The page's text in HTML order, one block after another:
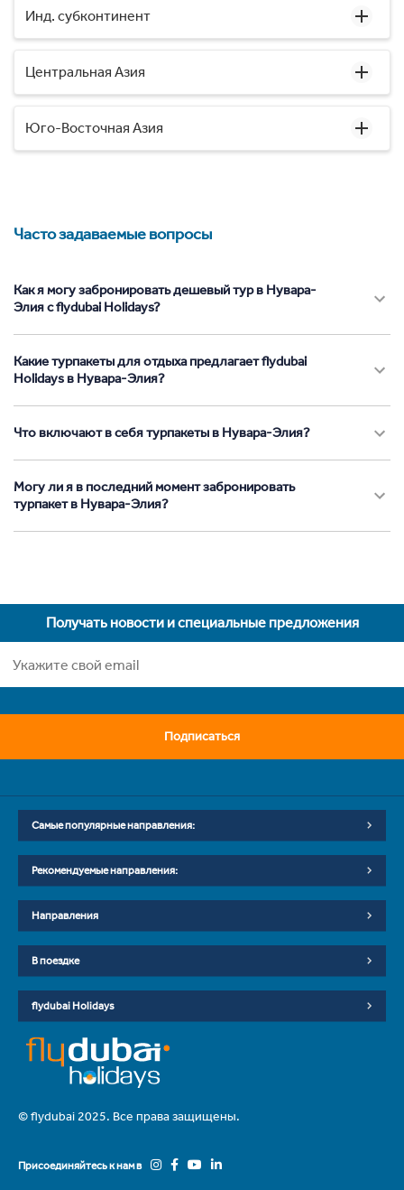
Инд. субконтинент
Центральная Азия
Юго-Восточная Азия
Часто задаваемые вопросы
Как я могу забронировать дешевый тур в Нувара-
Элия с flydubai Holidays?
Какие турпакеты для отдыха предлагает flydubai
Holidays в Нувара-Элия?
Что включают в себя турпакеты в Нувара-Элия?
Могу ли я в последний момент забронировать
турпакет в Нувара-Элия?
Получать новости и специальные предложения
Подписаться
Самые популярные направления:
Рекомендуемые направления:
Направления
В поездке
flydubai Holidays
© flydubai 2025. Все права защищены.
Присоединяйтесь к нам в